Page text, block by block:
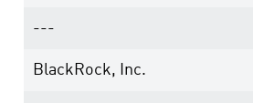
---
BlackRock, Inc.